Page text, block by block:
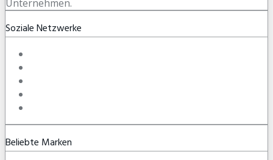
Unternehmen.
Soziale Netzwerke
Beliebte Marken